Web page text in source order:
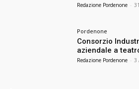
Redazione Pordenone -
Pordenone
Consorzio
aziendale a
Redazione Pordenone - 3